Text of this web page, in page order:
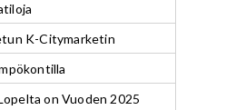
K-Citymarketin
on Vuoden 2025